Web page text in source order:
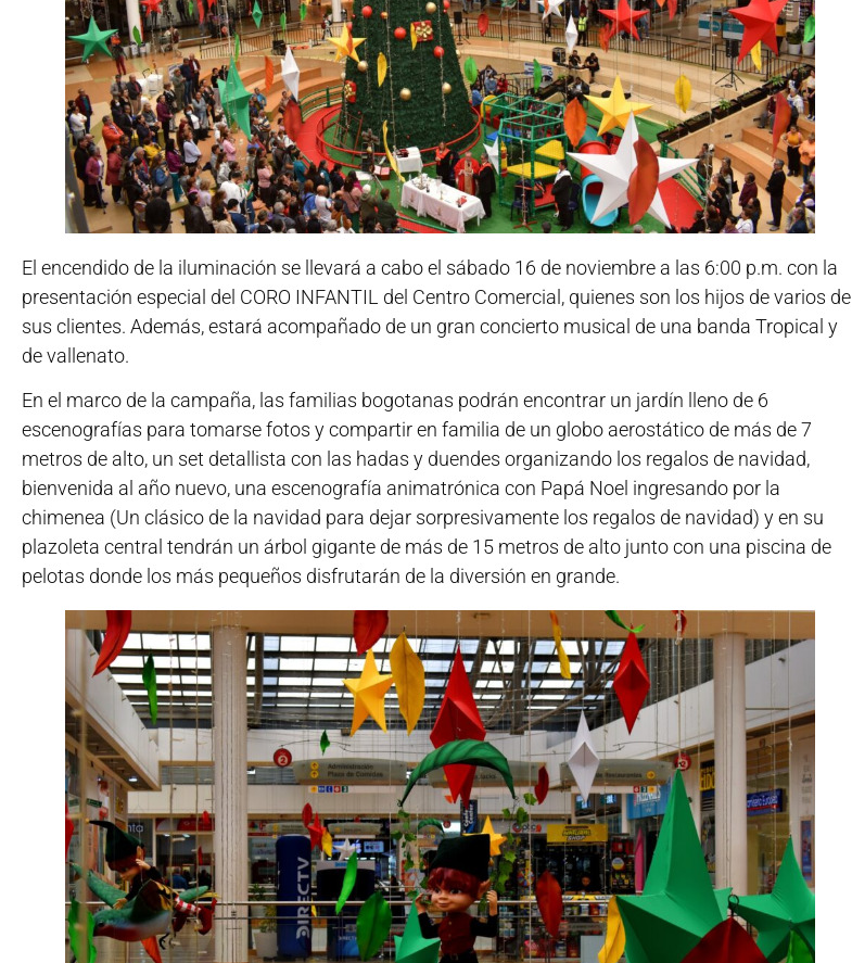
El encendido de la iluminación se llevará a cabo el sábado 16 de noviembre a las 6:00 p.m. con la
presentación especial del CORO INFANTIL del Centro Comercial, quienes son los hijos de varios de
sus clientes. Además, estará acompañado de un gran concierto musical de una banda Tropical y
de vallenato.
En el marco de la campaña, las familias bogotanas podrán encontrar un jardín lleno de 6
escenografías para tomarse fotos y compartir en familia de un globo aerostático de más de 7
metros de alto, un set detallista con las hadas y duendes organizando los regalos de navidad,
bienvenida al año nuevo, una escenografía animatrónica con Papá Noel ingresando por la
chimenea (Un clásico de la navidad para dejar sorpresivamente los regalos de navidad) y en su
plazoleta central tendrán un árbol gigante de más de 15 metros de alto junto con una piscina de
pelotas donde los más pequeños disfrutarán de la diversión en grande.